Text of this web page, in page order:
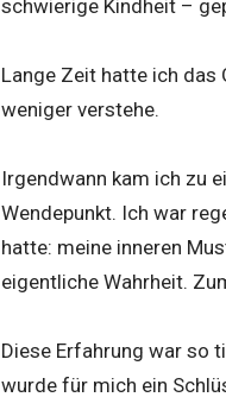
schwierige Kindheit –
Lange Zeit hatte ich das
weniger verstehe.
Irgendwann kam ich zu
Wendepunkt. Ich war
hatte: meine inneren
eigentliche Wahrheit.
Diese Erfahrung war so
wurde für mich ein